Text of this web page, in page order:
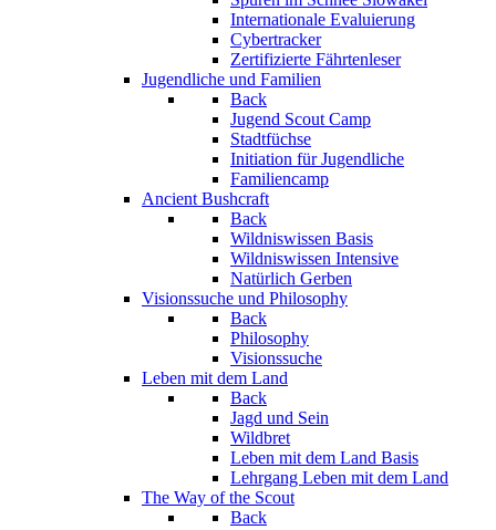
Internationale Evaluierung
Cybertracker
Zertifizierte Fährtenleser
Jugendliche und Familien
Back
Jugend Scout Camp
Stadtfüchse
Initiation für Jugendliche
Familiencamp
Ancient Bushcraft
Back
Wildniswissen Basis
Wildniswissen Intensive
Natürlich Gerben
Visionssuche und Philosophy
Back
Philosophy
Visionssuche
Leben mit dem Land
Back
Jagd und Sein
Wildbret
Leben mit dem Land Basis
Lehrgang Leben mit dem Land
The Way of the Scout
Back